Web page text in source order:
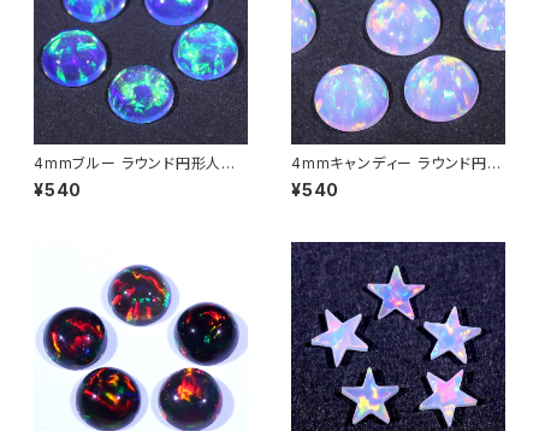
4mmブルー ラウンド円形人工
オパール1個 - 耐熱ガラス / ボ
ロシリケイトガラス（COE33）専
¥540
4mmキャンディー ラウンド円形
人工オパール1個 - 耐熱ガラス /
ボロシリケイトガラス（COE33）
¥540